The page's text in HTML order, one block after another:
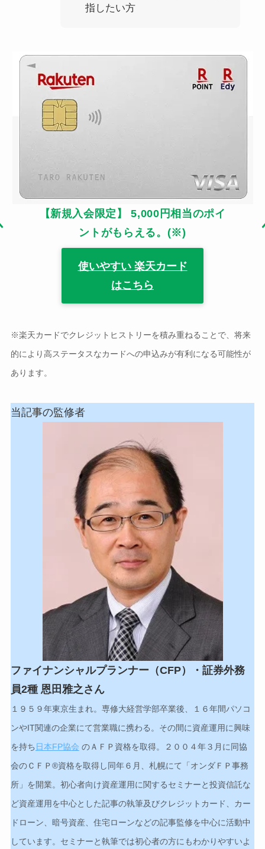
指したい方
【新規入会限定】 5,000円相当のポイ
ントがもらえる。(※)
使いやすい 楽天カード
はこちら
※楽天カードでクレジットヒストリーを積み重ねることで、将来
的により高ステータスなカードへの申込みが有利になる可能性が
あります。
当記事の監修者
ファイナンシャルプランナー（CFP）・証券外務
員2種 恩田雅之さん
１９５９年東京生まれ。専修大経営学部卒業後、１６年間パソコ
ンやIT関連の企業にて営業職に携わる。その間に資産運用に興味
を持ち 日本FP協会 のＡＦＰ資格を取得。２００４年３月に同協
会のＣＦＰ®資格を取得し同年６月、札幌にて「オンダＦＰ事務
所」を開業。初心者向け資産運用に関するセミナーと投資信託な
ど資産運用を中心とした記事の執筆及びクレジットカード、カー
ドローン、暗号資産、住宅ローンなどの記事監修を中心に活動中
しています。セミナーと執筆では初心者の方にもわかりやすいよ